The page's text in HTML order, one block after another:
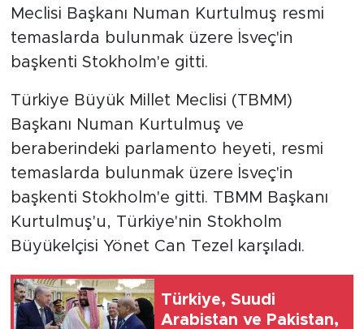
Meclisi Başkanı Numan Kurtulmuş resmi
temaslarda bulunmak üzere İsveç'in
başkenti Stokholm'e gitti.
Türkiye Büyük Millet Meclisi (TBMM)
Başkanı Numan Kurtulmuş ve
beraberindeki parlamento heyeti, resmi
temaslarda bulunmak üzere İsveç'in
başkenti Stokholm'e gitti. TBMM Başkanı
Kurtulmuş'u, Türkiye'nin Stokholm
Büyükelçisi Yönet Can Tezel karşıladı.
Türkiye, Suudi
Arabistan ve Pakistan,